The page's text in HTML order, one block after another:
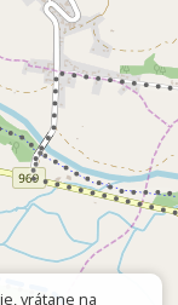
vrátane na